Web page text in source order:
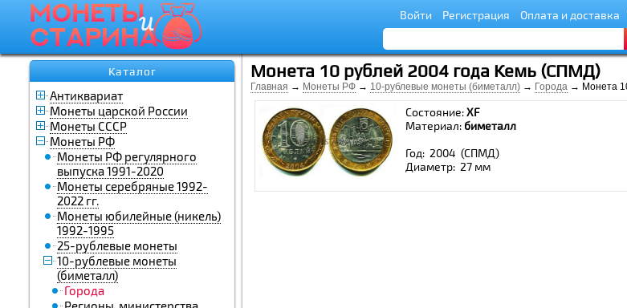
Войти Регистрация Оплата и доставка
Каталог
Антиквариат
Монеты царской России
Монеты СССР
Монеты РФ
Монеты РФ регулярного
выпуска 1991-2020
Монеты серебряные 1992-
2022 гг.
Монеты юбилейные (никель)
1992-1995
25-рублевые монеты
10-рублевые монеты
(биметалл)
Города
Монета 10 рублей 2004 года Кемь (СПМД)
Главная → Монеты РФ → 10-рублевые монеты (биметалл) → Города → Монета
Состояние:XF
Материал: биметалл
Год: 2004 (СПМД)
Диаметр: 27 мм